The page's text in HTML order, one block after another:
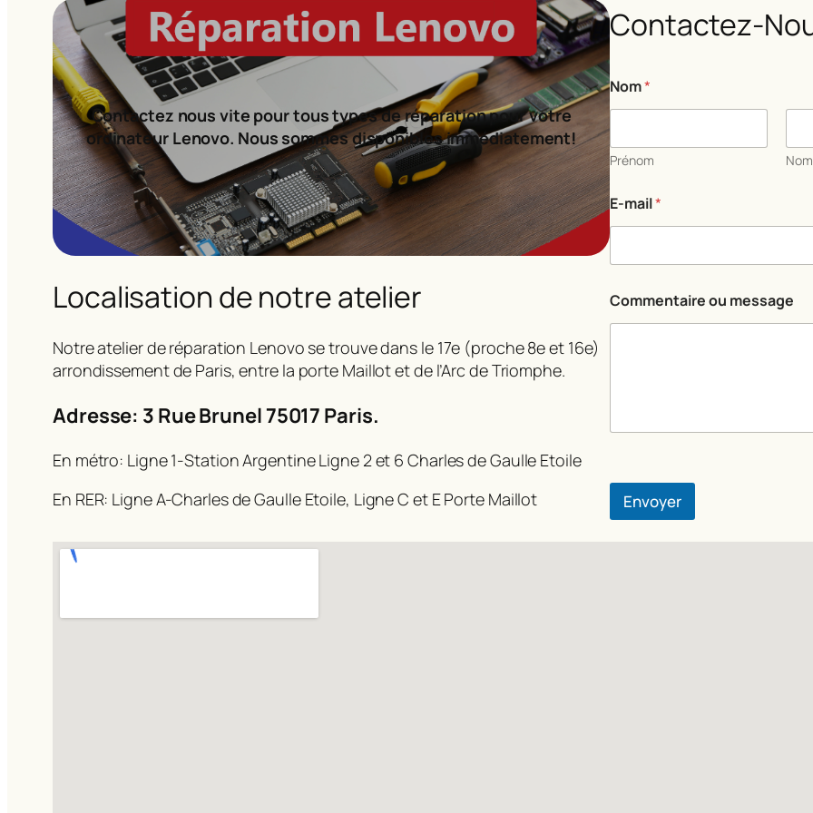
Contactez nous vite pour tous types de réparation pour votre
ordinateur Lenovo. Nous sommes disponibles immédiatement!
Localisation de notre atelier
Notre atelier de réparation Lenovo se trouve dans le 17e (proche 8e et 16e)
arrondissement de Paris, entre la porte Maillot et de l’Arc de Triomphe.
Adresse: 3 Rue Brunel 75017 Paris.
En métro: Ligne 1-Station Argentine Ligne 2 et 6 Charles de Gaulle Etoile
En RER: Ligne A-Charles de Gaulle Etoile, Ligne C et E Porte Maillot
Contactez-
o
m
E
-
a
i
l
Nom*
Prénom Nom
E-mail*
Commentaire ou message
Envoyer